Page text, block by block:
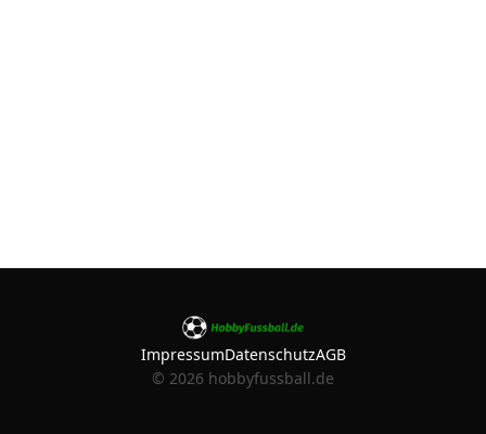
ImpressumDatenschutzAGB
© 2026 hobbyfussball.de